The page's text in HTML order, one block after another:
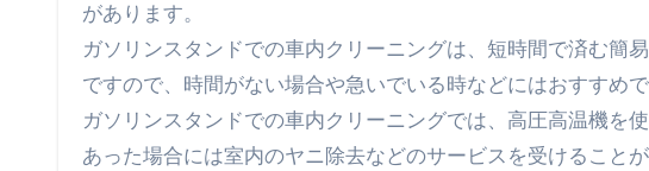
があります。
ガソリンスタンドでの車内クリーニングは、短時間で済む簡
ですので、時間がない場合や急いでいる時などにはおすすめで
ガソリンスタンドでの車内クリーニングでは、高圧高温機を
あった場合には室内のヤニ除去などのサービスを受けることが